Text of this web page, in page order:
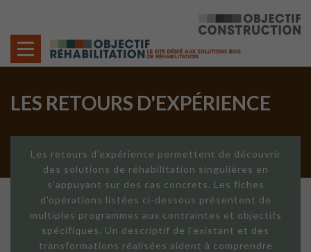
LES RETOURS D'EXPÉRIENCE
Les retours d'expérience permettent de découvrir
des solutions de réhabilitation singulières en
s'appuyant sur des cas concrets. Les fiches
d'opérations listées ci-dessous présentent de
multiples programmes aux contraintes et objectifs
spécifiques. Un descriptif de l'existant et des
transformations réalisées aident à comprendre